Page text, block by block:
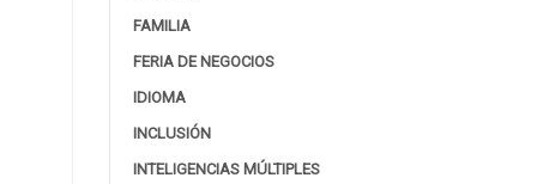
FAMILIA
FERIA DE NEGOCIOS
IDIOMA
INCLUSIÓN
INTELIGENCIAS MÚLTIPLES